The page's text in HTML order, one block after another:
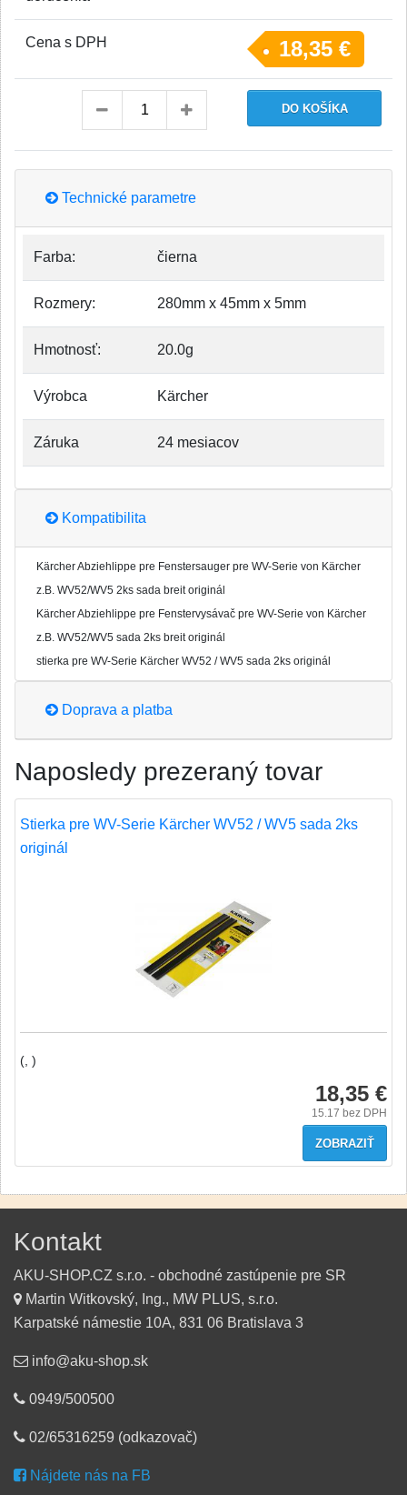
Cena s DPH 18,35 €
Technické parametre
Farba: čierna
Rozmery: 280mm x 45mm x 5mm
Hmotnosť: 20.0g
Výrobca Kärcher
Záruka 24 mesiacov
Kompatibilita
Kärcher Abziehlippe pre Fenstersauger pre WV-Serie von Kärcher
z.B. WV52/WV5 2ks sada breit originál
Kärcher Abziehlippe pre Fenstervysávač pre WV-Serie von Kärcher
z.B. WV52/WV5 sada 2ks breit originál
stierka pre WV-Serie Kärcher WV52 / WV5 sada 2ks originál
Doprava a platba
Naposledy prezeraný tovar
Stierka pre WV-Serie Kärcher WV52 / WV5 sada 2ks
originál
(, )
18,35 €
15.17 bez DPH
ZOBRAZIŤ
Kontakt
AKU-SHOP.CZ s.r.o. - obchodné zastúpenie pre SR
Martin Witkovský, Ing., MW PLUS, s.r.o.
Karpatské námestie 10A, 831 06 Bratislava 3
info@aku-shop.sk
0949/500500
02/65316259 (odkazovač)
Nájdete nás na FB